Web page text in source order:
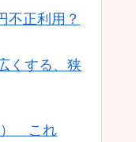
不正利用？
くする、狭
） これ